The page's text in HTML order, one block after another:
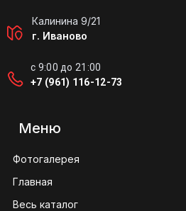
Калинина 9/21
г. Иваново
с 9:00 до 21:00
+7 (961) 116-12-73
Меню
Фотогалерея
Главная
Весь каталог